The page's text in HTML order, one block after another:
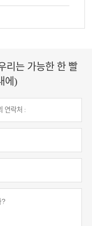
리는 가능한 한 빨
에)